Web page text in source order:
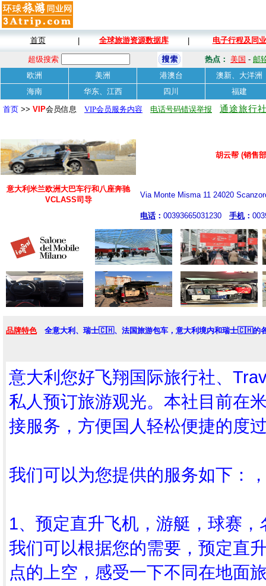
首页 全球旅游资源数据库 电子行程及同
超级搜索 热点： 美国 - 邮
欧洲
美洲 港澳台
澳新、大洋洲
海南
华东、江西 四川
福建
首页 >> VIP会员信息 VIP会员服务内容 电话号码错误举报 通途旅行
意大利米兰欧洲大巴车行和八座奔驰
VCLASS司导
胡云帮 (销售
Via Monte Misma 11 24020
电话 ： 00393665031230 手机：
品牌特色 全意大利、瑞士🇨🇭、法国旅游包车，意大利境内和瑞士🇨🇭的
意大利您好飞翔国际旅行社、
私人预订旅游观光。本社目前在
接服务，方便国人轻松便捷的
我们可以为您提供的服务如下：
1、预定直升飞机，游艇，球赛，
我们可以根据您的需要，预定直
点的上空，感受一下不同在地面